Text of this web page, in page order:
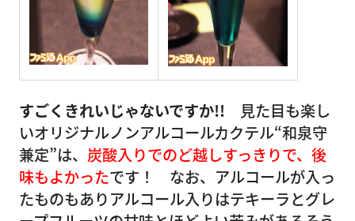
すごくきれいじゃないですか!! 見た目も楽し
いオリジナルノンアルコールカクテル“和泉守
兼定”は、 炭酸入りでのど越しすっきりで、後
味もよかったです！ なお、アルコールが入っ
たものもありアルコール入りはテキーラとグレ